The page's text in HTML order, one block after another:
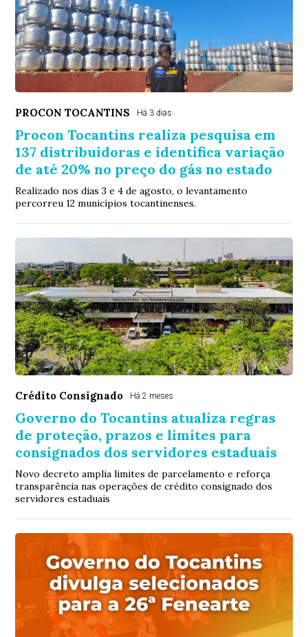
PROCON TOCANTINS Há 3 dias
Procon Tocantins realiza pesquisa em
137 distribuidoras e identifica variação
de até 20% no preço do gás no estado
Realizado nos dias 3 e 4 de agosto, o levantamento
percorreu 12 municípios tocantinenses.
Crédito Consignado Há 2 meses
Governo do Tocantins atualiza regras
de proteção, prazos e limites para
consignados dos servidores estaduais
Novo decreto amplia limites de parcelamento e reforça
transparência nas operações de crédito consignado dos
servidores estaduais